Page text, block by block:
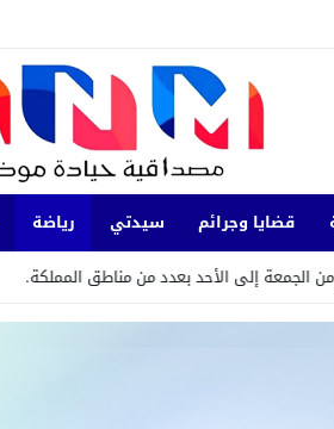
قضايا وجرائم سيدتي رياضة
18:34 بعدد من مناطق المملكة.